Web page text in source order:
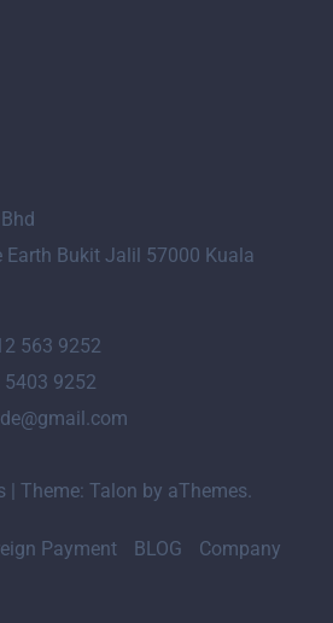
Earth Bukit Jalil 57000 Kuala
563 9252
9252
Theme: Talon by aThemes.
Payment BLOG
Company